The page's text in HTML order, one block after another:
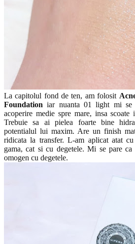
La capitolul fond de ten, am folosit
Foundation iar nuanta 01 light mi se
acoperire medie spre mare, insa scoate
Trebuie sa ai pielea foarte bine
potentialul lui maxim. Are un finish
ridicata la transfer. L-am aplicat atat
gama, cat si cu degetele. Mi se pare
omogen cu degetele.